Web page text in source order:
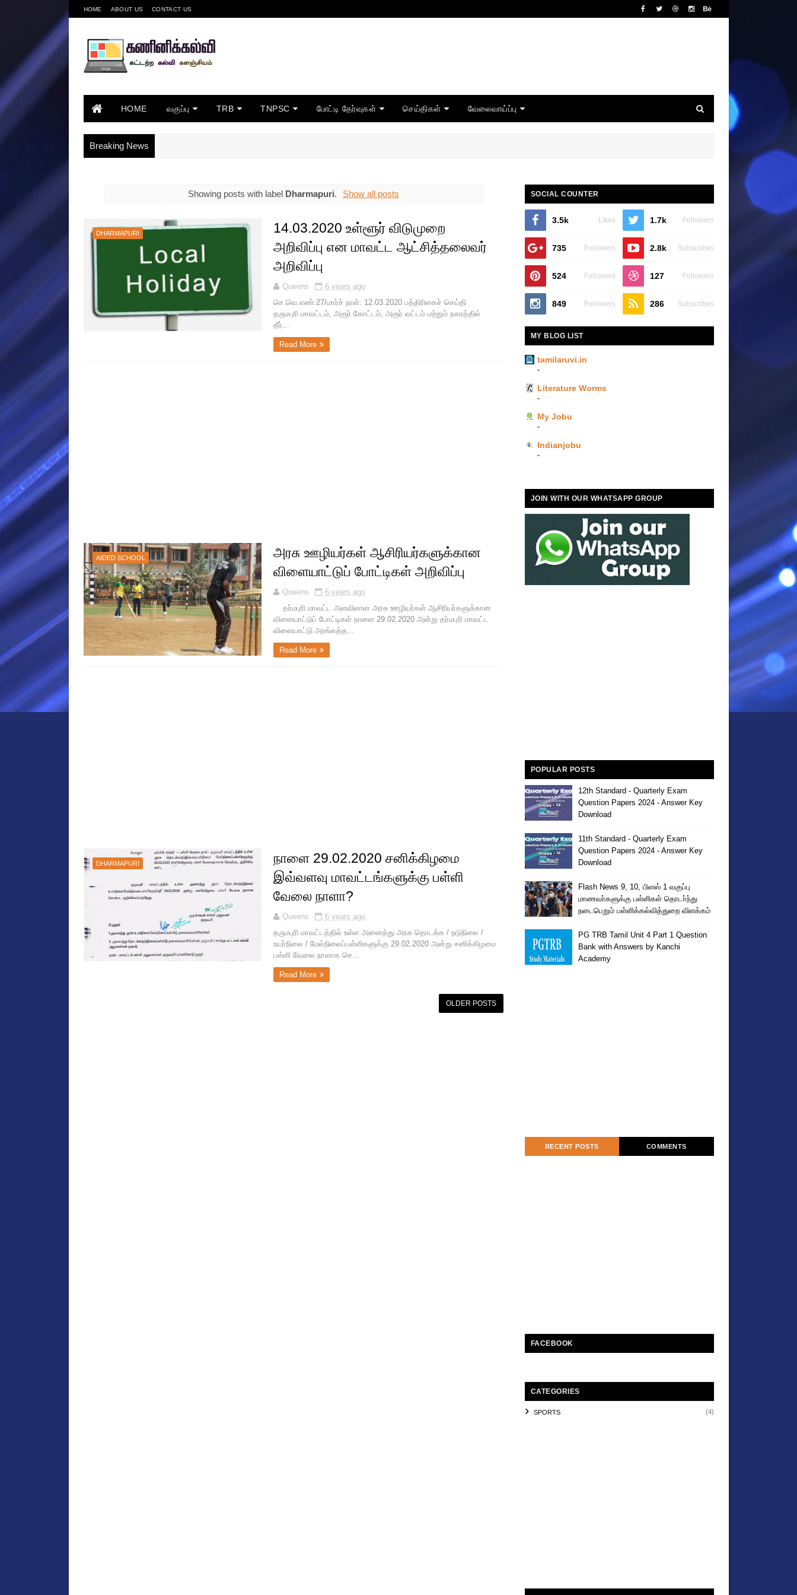
HOME ABOUT US CONTACT US
HOME வகுப்பு TRB TNPSC போட்டி தேர்வுகள் செய்திகள் வேலைவாய்ப்பு
Breaking News
Showing posts with label Dharmapuri. Show all posts
DHARMAPURI
14.03.2020 உள்ளூர் விடுமுறை
அறிவிப்பு என மாவட்ட ஆட்சித்தலைவர்‌
அறிவிப்பு
Queens
6 years ago
செ.வெ.எண்‌:27/மார்ச்‌ நாள்‌: 12.03.2020 பத்திரிகைச்‌ செய்தி
தருமபுரி மாவட்டம்‌, அரூர்‌ கோட்டம்‌, அரூர்‌ வட்டம்‌ மற்றும்‌ நகரத்தில்‌
தீர்...
Read More
AIDED SCHOOL
அரசு ஊழியர்கள் ஆசிரியர்களுக்கான
விளையாட்டுப் போட்டிகள் அறிவிப்பு
Queens
6 years ago
தர்மபுரி மாவட்ட அளவிலான அரசு ஊழியர்கள் ஆசிரியர்களுக்கான
விளையாட்டுப் போட்டிகள் நாளை 29.02.2020 அன்று தர்மபுரி மாவட்ட
விளையாட்டு அரங்கத்த...
Read More
DHARMAPURI
நாளை 29.02.2020 சனிக்கிழமை
இவ்வளவு மாவட்டங்களுக்கு பள்ளி
வேலை நாளா?
Queens
6 years ago
தருமபுரி மாவட்டத்தில் உள்ள அனைத்து அரசு தொடக்க / நடுநிலை /
உயர்நிலை / மேல்நிலைப்பள்ளிகளுக்கு 29.02.2020 அன்று சனிக்கிழமை
பள்ளி வேலை நாளாக செ...
Read More
OLDER POSTS
SOCIAL COUNTER
3.5k Likes 1.7k Followers
735 Followers 2.8k Subscribes
524 Followers 127 Followers
849 Followers 286 Subscribes
MY BLOG LIST
tamilaruvi.in
-
Literature Worms
-
My Jobu
-
Indianjobu
-
JOIN WITH OUR WHATSAPP GROUP
POPULAR POSTS
12th Standard - Quarterly Exam
Question Papers 2024 - Answer Key
Download
11th Standard - Quarterly Exam
Question Papers 2024 - Answer Key
Download
Flash News 9, 10, பிளஸ் 1 வகுப்பு
மாணவா்களுக்கு பள்ளிகள் தொடா்ந்து
நடைபெறும் பள்ளிக்கல்வித்துறை விளக்கம்
PG TRB Tamil Unit 4 Part 1 Question
Bank with Answers by Kanchi
Academy
RECENT POSTS COMMENTS
FACEBOOK
CATEGORIES
SPORTS (4)